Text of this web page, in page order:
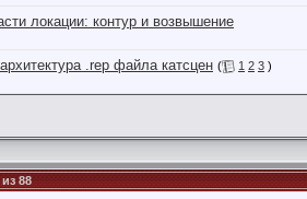
локации: контур и возвышение
.rep файла катсцен ( 1 2 3 )
88